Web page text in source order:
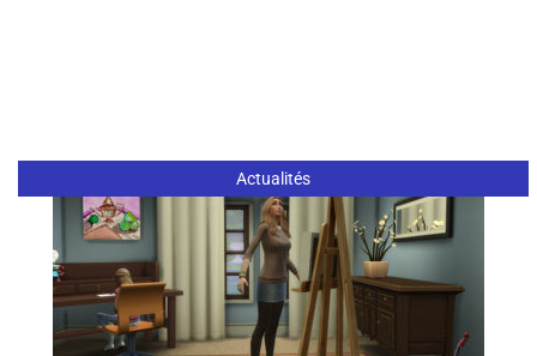
Actualités